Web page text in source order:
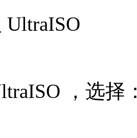
UltraISO
，选